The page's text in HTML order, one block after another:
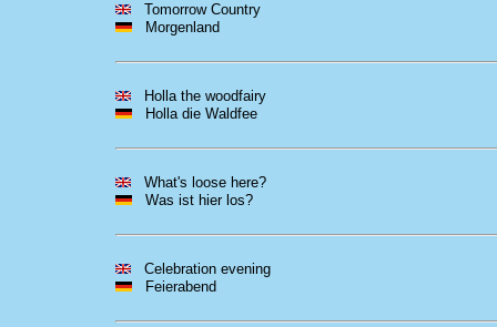
Tomorrow Country
Morgenland
Holla the woodfairy
Holla die Waldfee
What's loose here?
Was ist hier los?
Celebration evening
Feierabend